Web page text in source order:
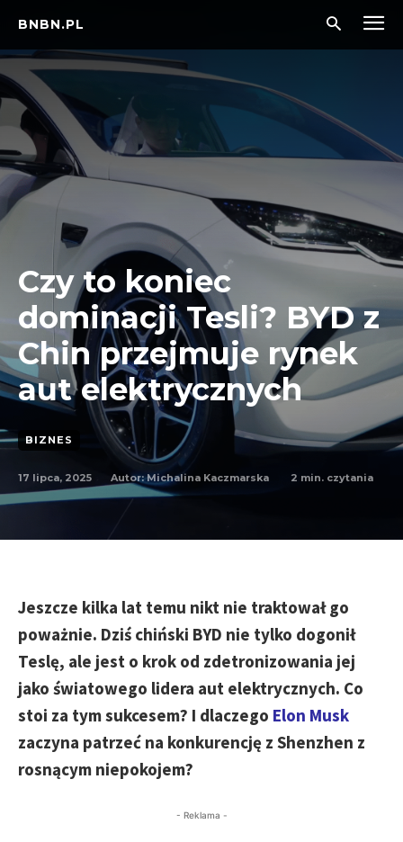
BNBN.PL
Czy to koniec
dominacji Tesli? BYD z
Chin przejmuje rynek
aut elektrycznych
BIZNES
17 lipca, 2025 Autor: Michalina Kaczmarska 2 min. czytania
Jeszcze kilka lat temu nikt nie traktował go
poważnie. Dziś chiński BYD nie tylko dogonił
Teslę, ale jest o krok od zdetronizowania jej
jako światowego lidera aut elektrycznych. Co
stoi za tym sukcesem? I dlaczego Elon Musk
zaczyna patrzeć na konkurencję z Shenzhen z
rosnącym niepokojem?
- Reklama -